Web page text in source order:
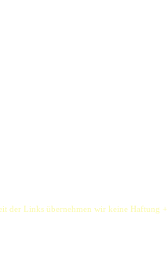
der Links übernehmen wir keine Haftung +